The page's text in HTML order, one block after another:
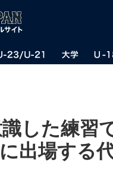
した練習
出場する